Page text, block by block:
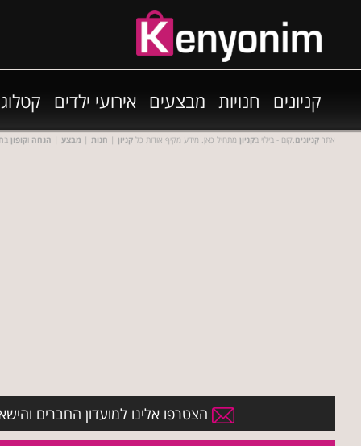
קניונים חנויות מבצעים אירועי ילדים
אתר קניונים.קום - בילוי בקניון מתחיל כאן. מידע מקיף אודות כל קניון | חנות | מבצע | הנחה וקופון ב
הצטרפו אלינו למועדון החברים